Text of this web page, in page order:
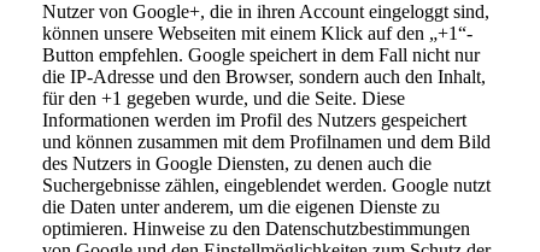
Nutzer von Google+, die in ihren Account eingeloggt sind,
können unsere Webseiten mit einem Klick auf den „+1“-
Button empfehlen. Google speichert in dem Fall nicht nur
die IP-Adresse und den Browser, sondern auch den Inhalt,
für den +1 gegeben wurde, und die Seite. Diese
Informationen werden im Profil des Nutzers gespeichert
und können zusammen mit dem Profilnamen und dem Bild
des Nutzers in Google Diensten, zu denen auch die
Suchergebnisse zählen, eingeblendet werden. Google nutzt
die Daten unter anderem, um die eigenen Dienste zu
optimieren. Hinweise zu den Datenschutzbestimmungen